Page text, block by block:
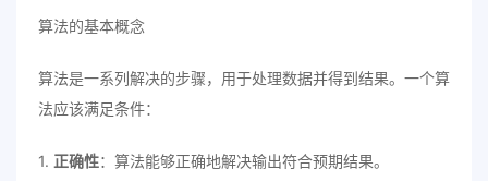
算法的基本概念
算法是一系列解决的步骤，用于处理数据并得到结果。一个算
法应该满足条件：
1. 正确性：算法能够正确地解决输出符合预期结果。